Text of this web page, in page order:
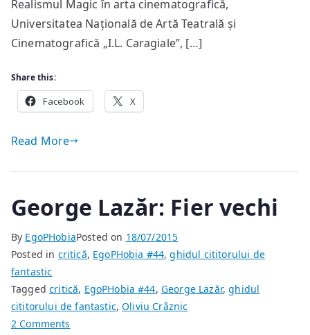
noapte
Realismul Magic în arta cinematografică,
Universitatea Națională de Artă Teatrală și
Cinematografică „I.L. Caragiale”, […]
Share this:
Facebook X
Read More
George Lazăr: Fier vechi
By EgoPHobiaPosted on 18/07/2015
Posted in critică, EgoPHobia #44,ghidul cititorului de
fantastic
Taggedcritică, EgoPHobia #44, George Lazăr,ghidul
cititorului de fantastic,Oliviu Crâznic
2 Comments